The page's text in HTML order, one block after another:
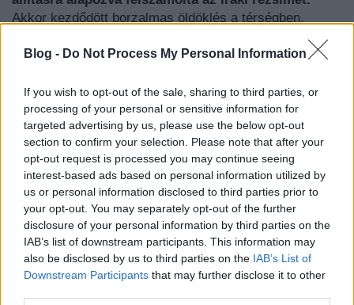
Blog - Do Not Process My Personal Information
If you wish to opt-out of the sale, sharing to third parties, or
processing of your personal or sensitive information for
targeted advertising by us, please use the below opt-out
section to confirm your selection. Please note that after your
opt-out request is processed you may continue seeing
interest-based ads based on personal information utilized by
us or personal information disclosed to third parties prior to
your opt-out. You may separately opt-out of the further
disclosure of your personal information by third parties on the
IAB’s list of downstream participants. This information may
also be disclosed by us to third parties on the IAB’s List of
Downstream Participants that may further disclose it to other
Akkor kezdődött borzalmas öldöklés a térségben,
irakiaknak, a líbiaiaknak (is), hogy miként kellene
egyes becslések szerint, csak a Közel-Keleten és
Észak-Afrikában már több mint egymillió halálos
áldozata van. És ez indította el a sok milliós
menekültáradatot, amely évekkel ezelőtt, jóval az orosz
légierőnek a szíriai, törvényes államfő kérésére történő
beavatkozása előtt indult el. A szerencsétlenek azóta is
táborokban tengetik életüket, illetve az utóbbi időben
elárasztják Európát, s többek között utánpótlását adják
az Oroszországot saját területén terrorakciókkal
támadó radikális iszlamistáknak. A helyzetet nehezíti,
hogy az afrikai útvonalat addig lezáró líbiai állam